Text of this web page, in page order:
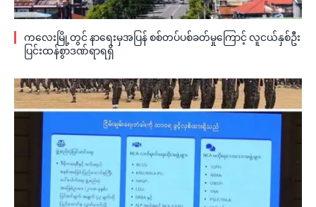
ကလေးမြို့တွင် နာရေးမှအပြန် စစ်တပ်ပစ်ခတ်မှုကြောင့် လူငယ်နှစ်ဦး
ပြင်းထန်စွာဒဏ်ရာရရှိ